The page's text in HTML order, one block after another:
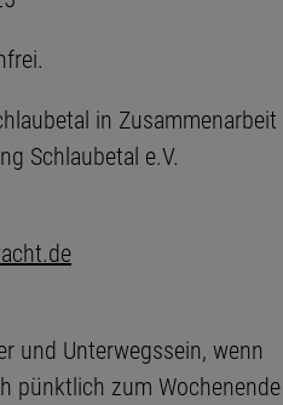
in Zusammenarbeit
Schlaubetal e.V.
und Unterwegssein, wenn
pünktlich zum Wochenende